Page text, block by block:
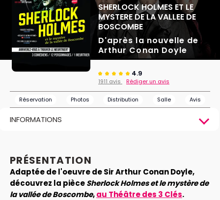
SHERLOCK HOLMES ET LE
MYSTERE DE LA VALLEE DE
BOSCOMBE
D'après la nouvelle de
Arthur Conan Doyle
4.9
1911 avis Rédiger un avis
Réservation Photos Distribution Salle Avis
INFORMATIONS
PRÉSENTATION
Adaptée de l'oeuvre de Sir Arthur Conan Doyle,
découvrez la pièceSherlock Holmes et le mystère de
la vallée de Boscombe,au Théâtre des 3 Clés.